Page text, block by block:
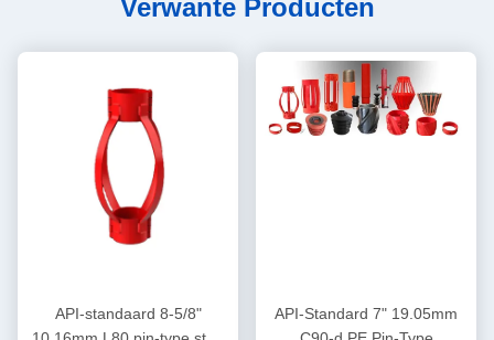
Verwante Producten
API-standaard 8-5/8"
API-Standard 7" 19.05mm